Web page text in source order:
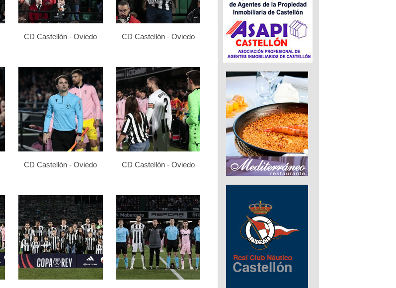
CD Castellón - Oviedo CD Castellón - Oviedo
CD Castellón - Oviedo CD Castellón - Oviedo